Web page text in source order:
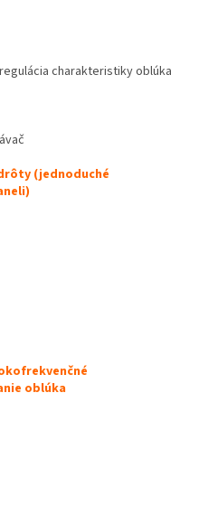
charakteristiky oblúka
(jednoduché
oblúka